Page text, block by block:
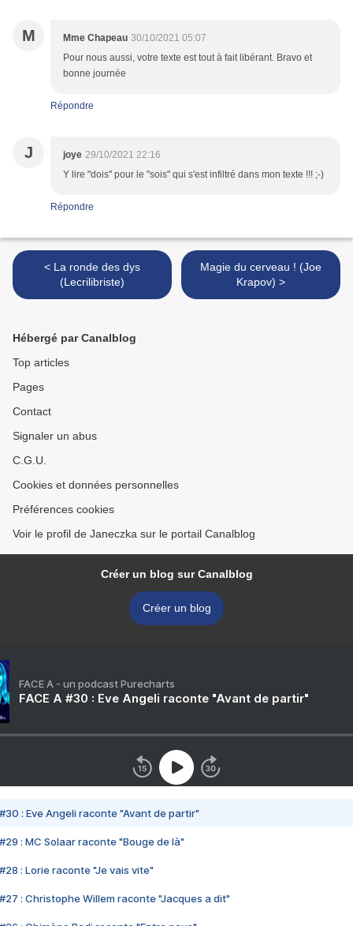
M Mme Chapeau 30/10/2021 05:07
Pour nous aussi, votre texte est tout à fait libérant. Bravo et
bonne journée
Répondre
J joye 29/10/2021 22:16
Y lire "dois" pour le "sois" qui s'est infiltré dans mon texte !!! ;-)
Répondre
< La ronde des dys
(Lecrilibriste)
Magie du cerveau ! (Joe
Krapov) >
Hébergé par Canalblog
Top articles
Pages
Contact
Signaler un abus
C.G.U.
Cookies et données personnelles
Préférences cookies
Voir le profil de Janeczka sur le portail Canalblog
Créer un blog sur Canalblog
Créer un blog
FACE A - un podcast Purecharts
FACE A #30 : Eve Angeli raconte "Avant de partir"
#30 : Eve Angeli raconte "Avant de partir"
#29 : MC Solaar raconte "Bouge de là"
#28 : Lorie raconte "Je vais vite"
#27 : Christophe Willem raconte "Jacques a dit"